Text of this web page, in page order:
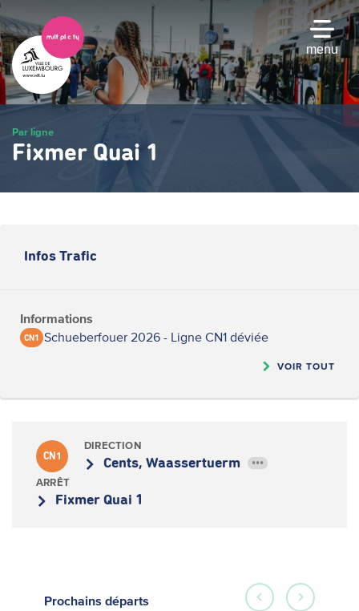
Passer
au
contenu
principal
menu
Par ligne
Fixmer Quai 1
Infos Trafic
Informations
CN1 Schueberfouer 2026 - Ligne CN1 déviée
VOIR TOUT
CN1
DIRECTION
Cents, Waassertuerm •••
ARRÊT
Fixmer Quai 1
Prochains départs